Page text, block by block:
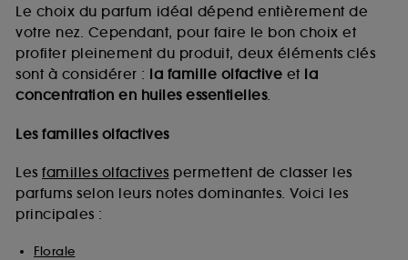
Le choix du parfum idéal dépend entièrement de
votre nez. Cependant, pour faire le bon choix et
profiter pleinement du produit, deux éléments clés
sont à considérer : la famille olfactive et la
concentration en huiles essentielles.
Les familles olfactives
Les familles olfactives permettent de classer les
parfums selon leurs notes dominantes. Voici les
principales :
Florale